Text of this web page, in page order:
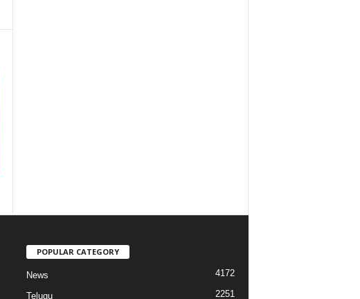
POPULAR CATEGORY
News 4172
Telugu 2251